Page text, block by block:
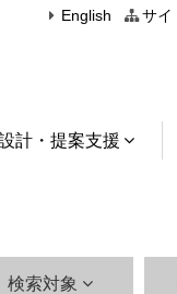
English サイ
計・提案支援
検索対象